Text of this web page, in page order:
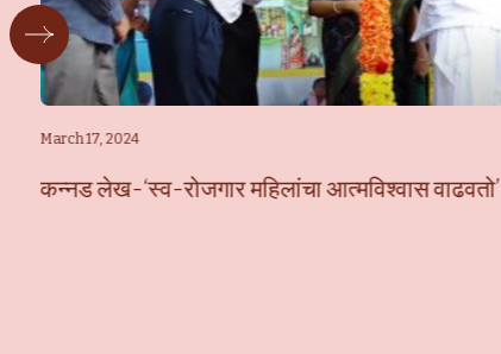
March 17, 2024
कन्नड लेख-‘स्व-रोजगार महिलांचा आत्मविश्वास वाढवतो’